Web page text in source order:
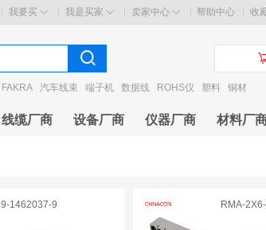
我要买 我是买家 卖家中心 帮助中心 收
FAKRA 汽车线束 端子机 数据线 ROHS仪 塑料 铜材
线缆厂商 设备厂商 仪器厂商 材料厂
9-1462037-9 RMA-